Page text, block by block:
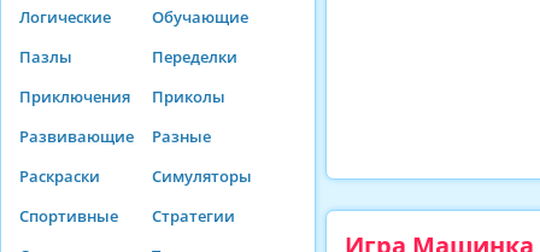
Логические
Обучающие
Пазлы
Переделки
Приключения
Приколы
Развивающие
Разные
Раскраски
Симуляторы
Спортивные
Стратегии
Игра Машинка